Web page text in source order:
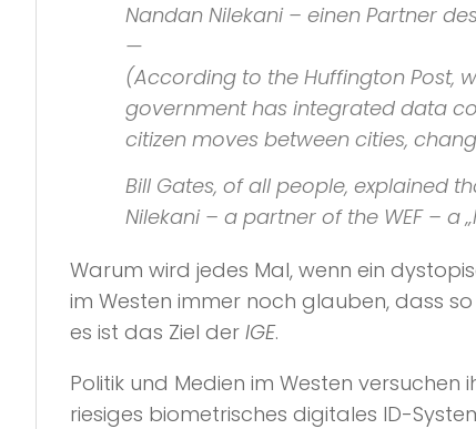
Nandan Nilekani – einen Partner des
—
(According to the Huffington Post,
government has integrated data
citizen moves between cities,
Bill Gates, of all people, explained
Nilekani – a partner of the WEF – a
Warum wird jedes Mal, wenn ein
im Westen immer noch glauben, dass
es ist das Ziel der IGE.
Politik und Medien im Westen
riesiges biometrisches digitales ID-